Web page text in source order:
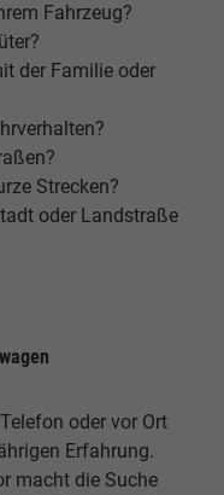
Fahrzeug?
der Familie oder
Strecken?
oder Landstraße
oder vor Ort
Erfahrung.
macht die Suche